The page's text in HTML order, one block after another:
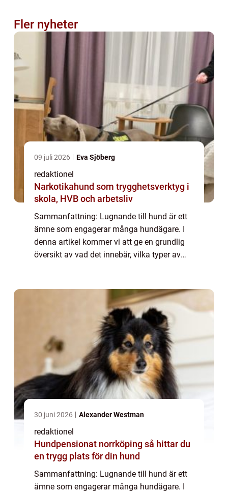
Fler nyheter
09 juli 2026 Eva Sjöberg
redaktionel
Narkotikahund som trygghetsverktyg i
skola, HVB och arbetsliv
Sammanfattning: Lugnande till hund är ett
ämne som engagerar många hundägare. I
denna artikel kommer vi att ge en grundlig
översikt av vad det innebär, vilka typer av
30 juni 2026 Alexander Westman
redaktionel
Hundpensionat norrköping så hittar du
en trygg plats för din hund
Sammanfattning: Lugnande till hund är ett
ämne som engagerar många hundägare. I